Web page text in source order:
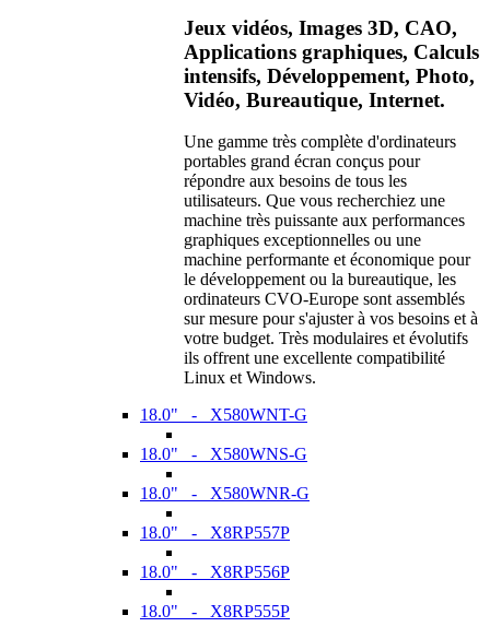
Jeux vidéos, Images 3D, CAO,
Applications graphiques, Calculs
intensifs, Développement, Photo,
Vidéo, Bureautique, Internet.
Une gamme très complète d'ordinateurs
portables grand écran conçus pour
répondre aux besoins de tous les
utilisateurs. Que vous recherchiez une
machine très puissante aux performances
graphiques exceptionnelles ou une
machine performante et économique pour
le développement ou la bureautique, les
ordinateurs CVO-Europe sont assemblés
sur mesure pour s'ajuster à vos besoins et à
votre budget. Très modulaires et évolutifs
ils offrent une excellente compatibilité
Linux et Windows.
18.0" - X580WNT-G
18.0" - X580WNS-G
18.0" - X580WNR-G
18.0" - X8RP557P
18.0" - X8RP556P
18.0" - X8RP555P